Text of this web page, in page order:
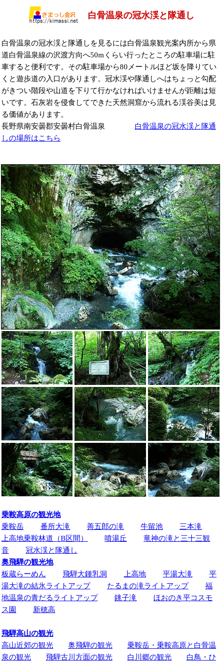
白骨温泉の冠水渓と隊通し
白骨温泉の冠水渓と隊通しを見るには白骨温泉観光案内所から県
道白骨温泉線の沢渡方向へ50mくらい行ったところの駐車場に駐
車すると便利です。その駐車場から80メートルほど坂を降りてい
くと遊歩道の入口があります。冠水渓や隊通しへはちょっと勾配
がきつい階段や山道を下りて行かなければいけませんが距離は短
いです。石灰岩を侵食してできた天然洞窟から流れる渓谷美は見
る価値があります。
長野県南安曇郡安曇村白骨温泉 白骨温泉の冠水渓と隊通
しの場所はこちら
乗鞍高原の観光地
乗鞍岳
番所大滝 善五郎の滝 牛留池
三本滝
上高地乗鞍林道（B区間）
噴湯丘
竜神の滝と三十三観
音
冠水渓と隊通し
奥飛騨の観光地
板蔵らーめん
飛騨大鍾乳洞 上高地 平湯大滝
平
湯大滝の結氷ライトアップ
たるまの滝ライトアップ
福
地温泉の青だるライトアップ
銚子滝
ほおのき平コスモ
ス園
新穂高
飛騨高山の観光
高山近郊の観光
奥飛騨の観光
乗鞍岳・乗鞍高原と白骨温
泉の観光
飛騨古川方面の観光 白川郷の観光
白鳥・ひ